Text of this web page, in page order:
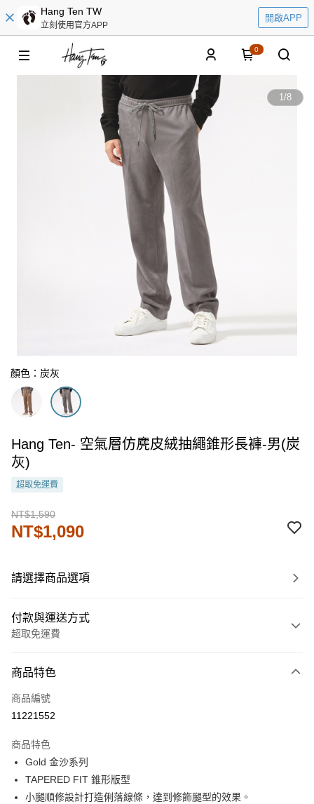
Hang Ten TW
立刻使用官方APP
開啟APP
0
1/8
顏色：炭灰
Hang Ten- 空氣層仿麂皮絨抽繩錐形長褲-男(炭
灰)
超取免運費
NT$1,590
NT$1,090
請選擇商品選項
付款與運送方式
超取免運費
信用卡一次付款
LINE Pay
街口支付
悠遊付
商品特色
商品編號
11221552
商品特色
Gold 金沙系列
TAPERED FIT 錐形版型
小腿順修設計打造俐落線條，達到修飾腿型的效果。